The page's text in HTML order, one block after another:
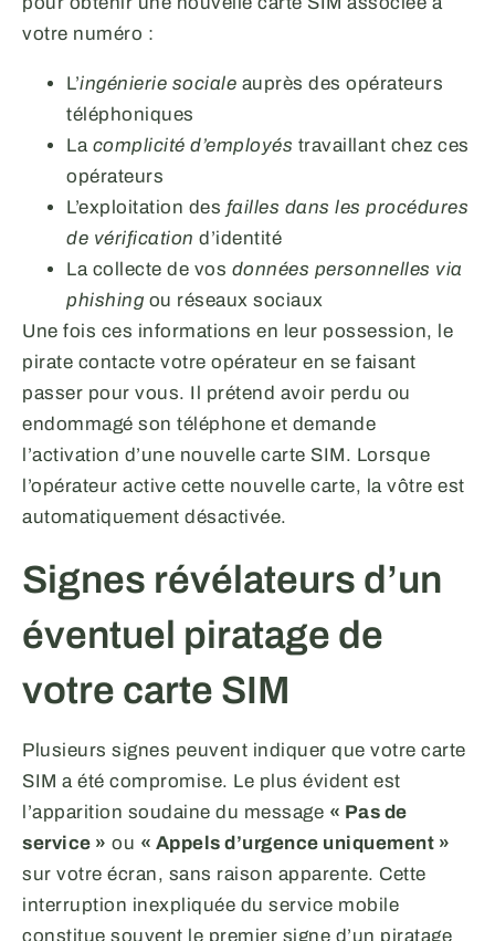
votre numéro :
L’ingénierie sociale auprès des opérateurs
téléphoniques
La complicité d’employés travaillant chez ces
opérateurs
L’exploitation des failles dans les procédures
de vérification d’identité
La collecte de vos données personnelles via
phishing ou réseaux sociaux
Une fois ces informations en leur possession, le
pirate contacte votre opérateur en se faisant
passer pour vous. Il prétend avoir perdu ou
endommagé son téléphone et demande
l’activation d’une nouvelle carte SIM. Lorsque
l’opérateur active cette nouvelle carte, la vôtre est
automatiquement désactivée.
Signes révélateurs d’un
éventuel piratage de
votre carte SIM
Plusieurs signes peuvent indiquer que votre carte
SIM a été compromise. Le plus évident est
l’apparition soudaine du message « Pas de
service » ou « Appels d’urgence uniquement »
sur votre écran, sans raison apparente. Cette
interruption inexpliquée du service mobile
constitue souvent le premier signe d’un piratage